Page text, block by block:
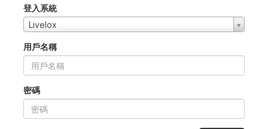
登入系統
Livelox
用戶名稱
密碼